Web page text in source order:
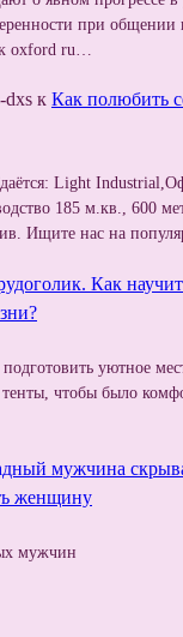
при общении
oxford ru…
dxs к Как полюбить
Light
185 м.кв., 600
Ищите нас на
Как
уютное
тенты, чтобы было
мужчина
женщину
мужчин